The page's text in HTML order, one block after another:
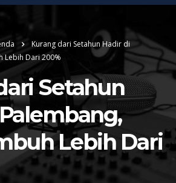
Kurang dari Setahun Hadir di
Lebih Dari 200%
Setahun
Lebih Dari